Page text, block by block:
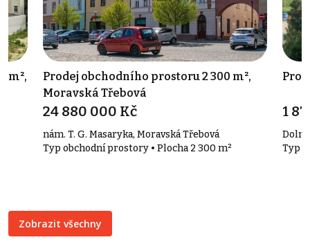
m²,
Prodej obchodního prostoru 2 300 m²,
Moravská Třebová
24 880 000 Kč
nám. T. G. Masaryka, Moravská Třebová
Typ obchodní prostory • Plocha 2 300 m²
1
Dolní
Typ
Zobrazit všechny